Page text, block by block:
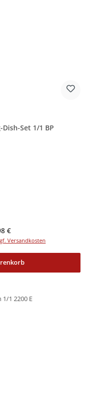
Set 1/1 BP
Preis:
€
Versandkosten